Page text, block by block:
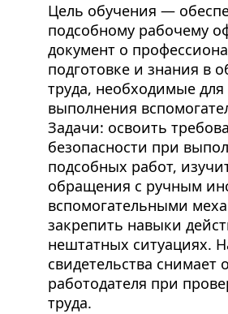
Цель обучения —
подсобному рабочему
документ о
подготовке и знания в
труда, необходимые для
выполнения
Задачи: освоить
безопасности при
подсобных работ,
обращения с ручным
вспомогательными
закрепить навыки
нештатных ситуациях.
свидетельства снимает
работодателя при
труда.